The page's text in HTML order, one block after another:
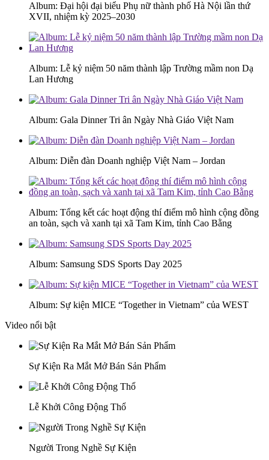
Album: Đại hội đại biểu Phụ nữ thành phố Hà Nội lần thứ
XVII, nhiệm kỳ 2025–2030
Album: Lễ kỷ niệm 50 năm thành lập Trường mầm non Dạ
Lan Hương
Album: Gala Dinner Tri ân Ngày Nhà Giáo Việt Nam
Album: Diễn đàn Doanh nghiệp Việt Nam – Jordan
Album: Tổng kết các hoạt động thí điểm mô hình cộng đồng
an toàn, sạch và xanh tại xã Tam Kim, tỉnh Cao Bằng
Album: Samsung SDS Sports Day 2025
Album: Sự kiện MICE “Together in Vietnam” của WEST
Video nổi bật
Sự Kiện Ra Mắt Mở Bán Sản Phẩm
Lễ Khởi Công Động Thổ
Người Trong Nghề Sự Kiện